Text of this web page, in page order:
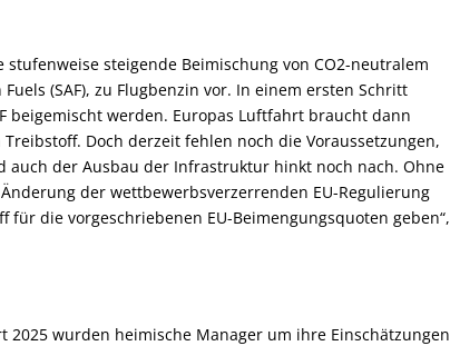
steigende Beimischung von CO2-neutralem
(SAF), zu Flugbenzin vor. In einem ersten Schritt
beigemischt werden. Europas Luftfahrt braucht dann
Doch derzeit fehlen noch die Voraussetzungen,
auch der Ausbau der Infrastruktur hinkt noch nach. Ohne
der wettbewerbsverzerrenden EU-Regulierung
für die vorgeschriebenen EU-Beimengungsquoten geben“,
wurden heimische Manager um ihre Einschätzungen